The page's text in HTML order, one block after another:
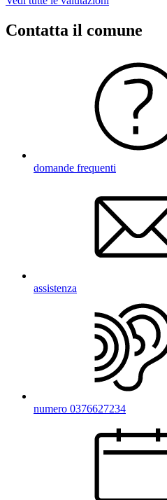
Contatta il comune
domande frequenti
assistenza
numero 0376627234